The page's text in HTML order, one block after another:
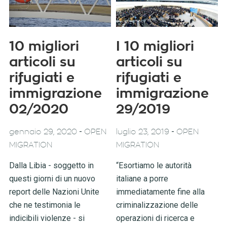
10 migliori
articoli su
rifugiati e
immigrazione
02/2020
gennaio 29, 2020- OPEN
MIGRATION
Dalla Libia - soggetto in
questi giorni di un nuovo
report delle Nazioni Unite
che ne testimonia le
indicibili violenze - si
I 10 migliori
articoli su
rifugiati e
immigrazione
29/2019
luglio 23, 2019 - OPEN
MIGRATION
“Esortiamo le autorità
italiane a porre
immediatamente fine alla
criminalizzazione delle
operazioni di ricerca e